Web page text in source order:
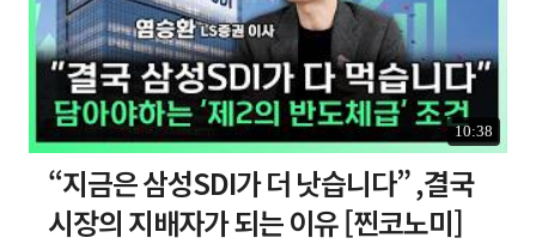
10:38
“지금은 삼성SDI가 더 낫습니다” ,결국
시장의 지배자가 되는 이유 [찐코노미]